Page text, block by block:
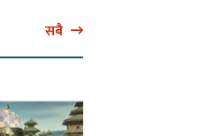
सबै